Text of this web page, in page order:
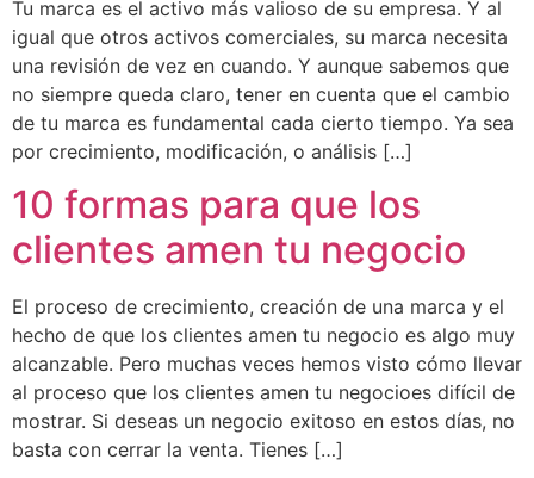
Tu marca es el activo más valioso de su empresa. Y al
igual que otros activos comerciales, su marca necesita
una revisión de vez en cuando. Y aunque sabemos que
no siempre queda claro, tener en cuenta que el cambio
de tu marca es fundamental cada cierto tiempo. Ya sea
por crecimiento, modificación, o análisis […]
10 formas para que los
clientes amen tu negocio
El proceso de crecimiento, creación de una marca y el
hecho de que los clientes amen tu negocio es algo muy
alcanzable. Pero muchas veces hemos visto cómo llevar
al proceso que los clientes amen tu negocioes difícil de
mostrar. Si deseas un negocio exitoso en estos días, no
basta con cerrar la venta. Tienes […]